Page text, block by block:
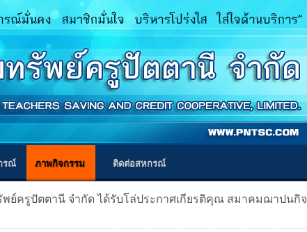
รณ์ ภาพกิจกรรม ติดต่อสหกรณ์
ครูปัตตานี จำกัด ได้รับโล่ประกาศเกียรติคุณ สมาคมฌาปนกิจ